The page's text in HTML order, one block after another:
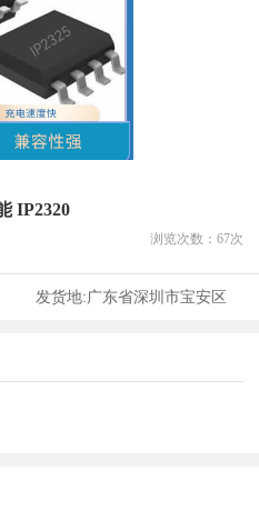
IP2320
浏览次数： 67次
发货地:广东省深圳市宝安区